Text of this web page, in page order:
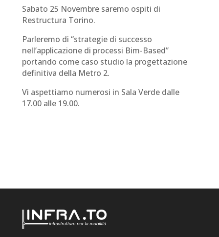
Sabato 25 Novembre saremo ospiti di
Restructura Torino.
Parleremo di “strategie di successo
nell’applicazione di processi Bim-Based”
portando come caso studio la progettazione
definitiva della Metro 2.
Vi aspettiamo numerosi in Sala Verde dalle
17.00 alle 19.00.